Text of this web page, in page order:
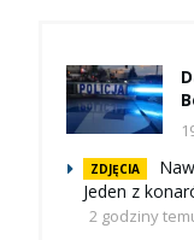
ZDJĘCIA
Jeden z
2 godziny